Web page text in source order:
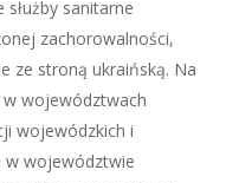
służby sanitarne
zachorowalności,
ze stroną ukraińską. Na
województwach
wojewódzkich i
w województwie